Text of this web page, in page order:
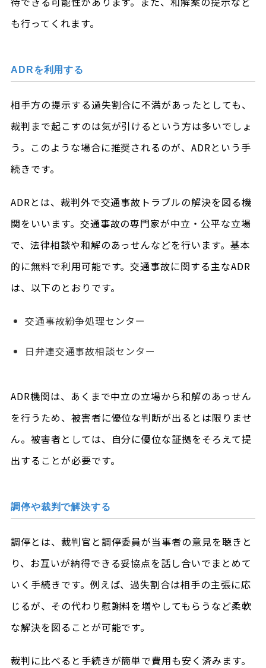
も行ってくれます。
ADRを利用する
相手方の提示する過失割合に不満があったとしても、
裁判まで起こすのは気が引けるという方は多いでしょ
う。このような場合に推奨されるのが、ADRという手
続きです。
ADRとは、裁判外で交通事故トラブルの解決を図る機
関をいいます。交通事故の専門家が中立・公平な立場
で、法律相談や和解のあっせんなどを行います。基本
的に無料で利用可能です。交通事故に関する主なADR
は、以下のとおりです。
交通事故紛争処理センター
日弁連交通事故相談センター
ADR機関は、あくまで中立の立場から和解のあっせん
を行うため、被害者に優位な判断が出るとは限りませ
ん。被害者としては、自分に優位な証拠をそろえて提
出することが必要です。
調停や裁判で解決する
調停とは、裁判官と調停委員が当事者の意見を聴きと
り、お互いが納得できる妥協点を話し合いでまとめて
いく手続きです。例えば、過失割合は相手の主張に応
じるが、その代わり慰謝料を増やしてもらうなど柔軟
な解決を図ることが可能です。
裁判に比べると手続きが簡単で費用も安く済みます。